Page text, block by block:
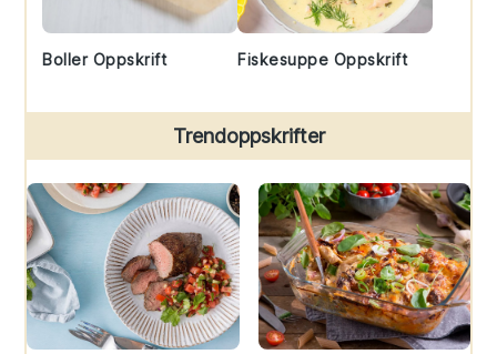
Boller Oppskrift Fiskesuppe Oppskrift
Trendoppskrifter